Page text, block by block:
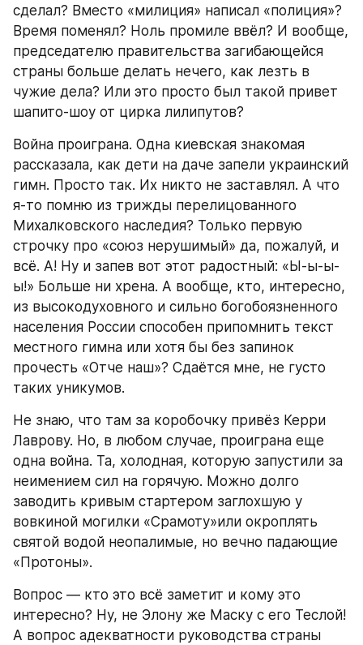
сделал? Вместо «милиция» написал «полиция»?
Время поменял? Ноль промиле ввёл? И вообще,
председателю правительства загибающейся
страны больше делать нечего, как лезть в
чужие дела? Или это просто был такой привет
шапито-шоу от цирка лилипутов?
Война проиграна. Одна киевская знакомая
рассказала, как дети на даче запели украинский
гимн. Просто так. Их никто не заставлял. А что
я-то помню из трижды перелицованного
Михалковского наследия? Только первую
строчку про «союз нерушимый» да, пожалуй, и
всё. А! Ну и запев вот этот радостный: «Ы-ы-ы-
ы!» Больше ни хрена. А вообще, кто, интересно,
из высокодуховного и сильно богобоязненного
населения России способен припомнить текст
местного гимна или хотя бы без запинок
прочесть «Отче наш»? Сдаётся мне, не густо
таких уникумов.
Не знаю, что там за коробочку привёз Керри
Лаврову. Но, в любом случае, проиграна еще
одна война. Та, холодная, которую запустили за
неимением сил на горячую. Можно долго
заводить кривым стартером заглохшую у
вовкиной могилки «Срамоту»или окроплять
святой водой неопалимые, но вечно падающие
«Протоны».
Вопрос — кто это всё заметит и кому это
интересно? Ну, не Элону же Маску с его Теслой!
А вопрос адекватности руководства страны